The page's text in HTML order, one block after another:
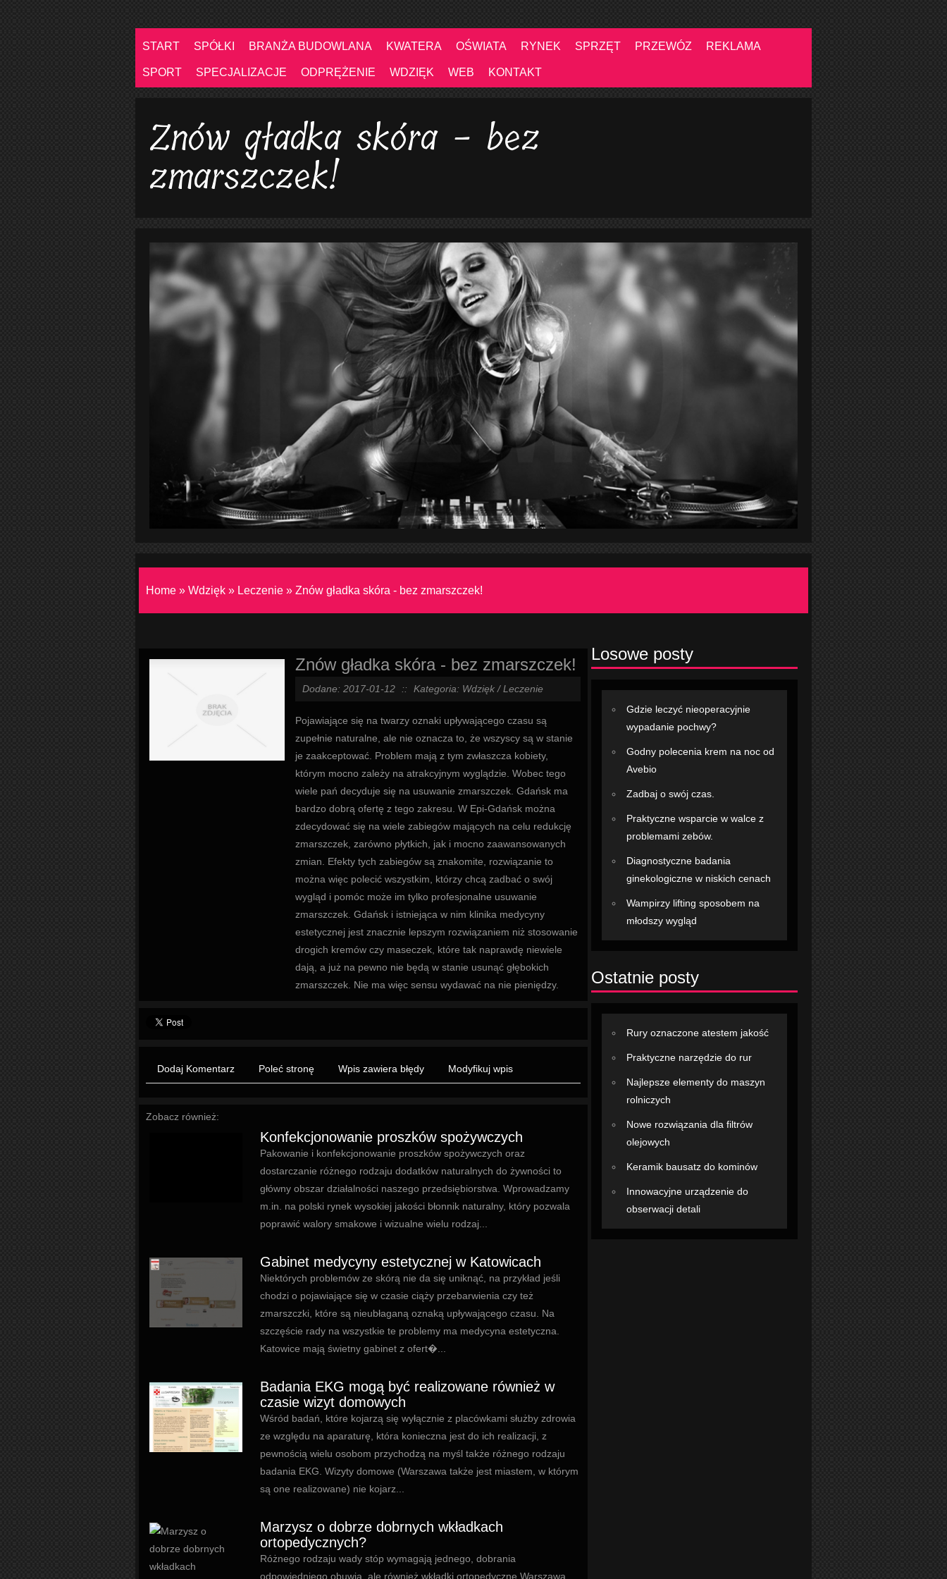
START SPÓŁKI BRANŻA BUDOWLANA KWATERA OŚWIATA RYNEK SPRZĘT PRZEWÓZ REKLAMA
SPORT SPECJALIZACJE ODPRĘŻENIE WDZIĘK WEB KONTAKT
Znów gładka skóra - bez
zmarszczek!
Home » Wdzięk » Leczenie » Znów gładka skóra - bez zmarszczek!
Znów gładka skóra - bez zmarszczek!
Dodane: 2017-01-12 :: Kategoria: Wdzięk / Leczenie
Pojawiające się na twarzy oznaki upływającego czasu są
zupełnie naturalne, ale nie oznacza to, że wszyscy są w stanie
je zaakceptować. Problem mają z tym zwłaszcza kobiety,
którym mocno zależy na atrakcyjnym wyglądzie. Wobec tego
wiele pań decyduje się na usuwanie zmarszczek. Gdańsk ma
bardzo dobrą ofertę z tego zakresu. W Epi-Gdańsk można
zdecydować się na wiele zabiegów mających na celu redukcję
zmarszczek, zarówno płytkich, jak i mocno zaawansowanych
zmian. Efekty tych zabiegów są znakomite, rozwiązanie to
można więc polecić wszystkim, którzy chcą zadbać o swój
wygląd i pomóc może im tylko profesjonalne usuwanie
zmarszczek. Gdańsk i istniejąca w nim klinika medycyny
estetycznej jest znacznie lepszym rozwiązaniem niż stosowanie
drogich kremów czy maseczek, które tak naprawdę niewiele
dają, a już na pewno nie będą w stanie usunąć głębokich
zmarszczek. Nie ma więc sensu wydawać na nie pieniędzy.
Dodaj Komentarz Poleć stronę Wpis zawiera błędy Modyfikuj wpis
Zobacz również:
Konfekcjonowanie proszków spożywczych
Pakowanie i konfekcjonowanie proszków spożywczych oraz
dostarczanie różnego rodzaju dodatków naturalnych do żywności to
główny obszar działalności naszego przedsiębiorstwa. Wprowadzamy
m.in. na polski rynek wysokiej jakości błonnik naturalny, który pozwala
poprawić walory smakowe i wizualne wielu rodzaj...
Gabinet medycyny estetycznej w Katowicach
Niektórych problemów ze skórą nie da się uniknąć, na przykład jeśli
chodzi o pojawiające się w czasie ciąży przebarwienia czy też
zmarszczki, które są nieubłaganą oznaką upływającego czasu. Na
szczęście rady na wszystkie te problemy ma medycyna estetyczna.
Katowice mają świetny gabinet z ofert�...
Badania EKG mogą być realizowane również w
czasie wizyt domowych
Wśród badań, które kojarzą się wyłącznie z placówkami służby zdrowia
ze względu na aparaturę, która konieczna jest do ich realizacji, z
pewnością wielu osobom przychodzą na myśl także różnego rodzaju
badania EKG. Wizyty domowe (Warszawa także jest miastem, w którym
są one realizowane) nie kojarz...
Marzysz o dobrze dobrnych wkładkach
ortopedycznych?
Różnego rodzaju wady stóp wymagają jednego, dobrania
odpowiedniego obuwia, ale również wkładki ortopedyczne Warszawa
Losowe posty
Gdzie leczyć nieoperacyjnie
wypadanie pochwy?
Godny polecenia krem na noc od
Avebio
Zadbaj o swój czas.
Praktyczne wsparcie w walce z
problemami zebów.
Diagnostyczne badania
ginekologiczne w niskich cenach
Wampirzy lifting sposobem na
młodszy wygląd
Ostatnie posty
Rury oznaczone atestem jakość
Praktyczne narzędzie do rur
Najlepsze elementy do maszyn
rolniczych
Nowe rozwiązania dla filtrów
olejowych
Keramik bausatz do kominów
Innowacyjne urządzenie do
obserwacji detali